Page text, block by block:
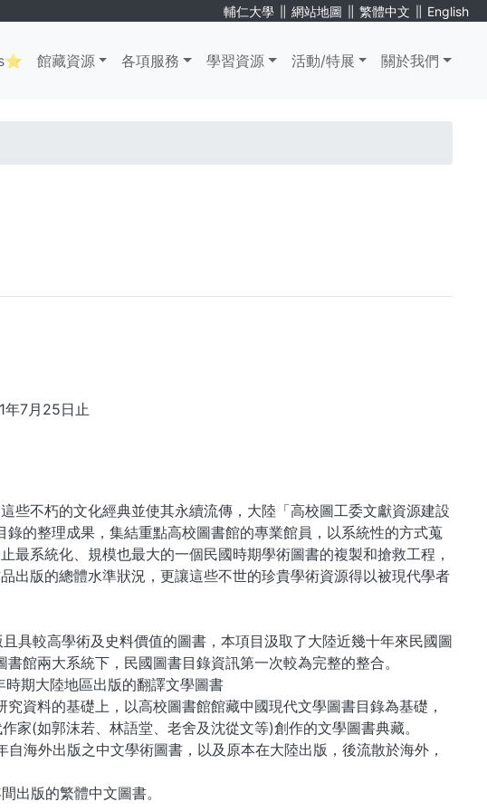
輔仁大學 ∥ 網站地圖 ∥ 繁體中文 ∥ English
館藏資源 各項服務 學習資源 活動/特展 關於我們
年7月25日止
些不朽的文化經典並使其永續流傳，大陸「高校圖工委文獻資源建設
的整理成果，集結重點高校圖書館的專業館員，以系統性的方式蒐
最系統化、規模也最大的一個民國時期學術圖書的複製和搶救工程，
出版的總體水準狀況，更讓這些不世的珍貴學術資源得以被現代學者
具較高學術及史料價值的圖書，本項目汲取了大陸近幾十年來民國圖
館兩大系統下，民國圖書目錄資訊第一次較為完整的整合。
期大陸地區出版的翻譯文學圖書
資料的基礎上，以高校圖書館館藏中國現代文學圖書目錄為基礎，
家(如郭沫若、林語堂、老舍及沈從文等)創作的文學圖書典藏。
海外出版之中文學術圖書，以及原本在大陸出版，後流散於海外，
出版的繁體中文圖書。